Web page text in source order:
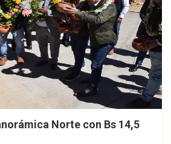
Norte con Bs 14,5